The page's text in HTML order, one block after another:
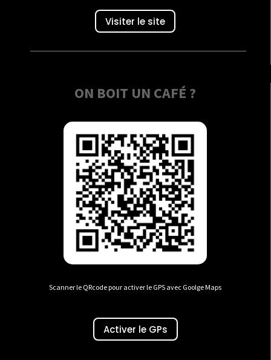
Visiter le site
ON BOIT UN CAFÉ ?
Scanner le QRcode pour activer le GPS avec Goolge Maps
Activer le GPs